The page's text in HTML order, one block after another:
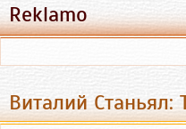
Reklamo
Виталий Станьял: